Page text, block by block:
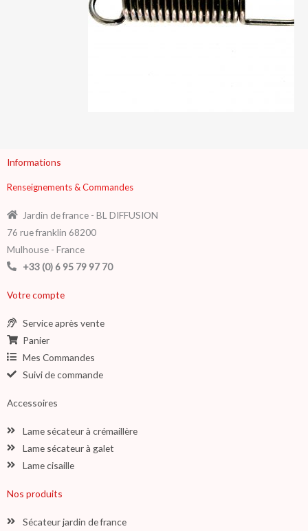
Informations
Renseignements & Commandes
Jardin de france - BL DIFFUSION
76 rue franklin 68200
Mulhouse - France
+33 (0) 6 95 79 97 70
Votre compte
Service après vente
Panier
Mes Commandes
Suivi de commande
Accessoires
Lame sécateur à crémaillère
Lame sécateur à galet
Lame cisaille
Nos produits
Sécateur jardin de france